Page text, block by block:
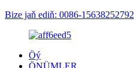
Bize jaň ediň: 0086-15638252792
Öý
ÖNÜMLER